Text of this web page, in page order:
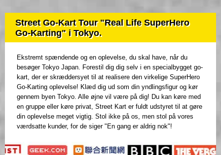
Street Go-Kart Tour "Real Life SuperHero
Go-Karting" i Tokyo.
Ekstremt spændende og en oplevelse, du skal have, når du
besøger Tokyo Japan. Forestil dig dig selv i en specialbygget go-
kart, der er skræddersyet til at realisere den virkelige SuperHero
Go-Karting oplevelse! Klæd dig ud som din yndlingsfigur og kør
gennem byen Tokyo. Alle øjne vil være på dig! Du kan køre med
en gruppe eller køre privat, Street Kart er fuldt udstyret til at gøre
din oplevelse meget vigtig. Stol ikke på os, men stol på vores
værdsatte kunder, for de siger "En gang er aldrig nok"!